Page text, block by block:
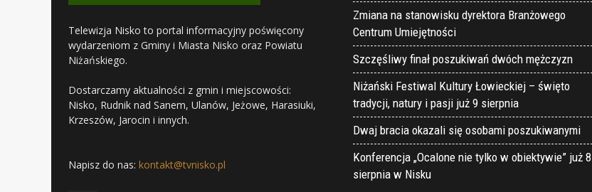
Telewizja Nisko to portal informacyjny poświęcony
wydarzeniom z Gminy i Miasta Nisko oraz Powiatu
Niżańskiego.
Dostarczamy aktualności z gmin i miejscowości:
Nisko, Rudnik nad Sanem, Ulanów, Jeżowe, Harasiuki,
Krzeszów, Jarocin i innych.
Napisz do nas: kontakt@tvnisko.pl
Zmiana na stanowisku dyrektora Branżowego
Centrum Umiejętności
Szczęśliwy finał poszukiwań dwóch mężczyzn
Niżański Festiwal Kultury Łowieckiej – święto
tradycji, natury i pasji już 9 sierpnia
Dwaj bracia okazali się osobami poszukiwanymi
Konferencja „Ocalone nie tylko w obiektywie” już 8
sierpnia w Nisku